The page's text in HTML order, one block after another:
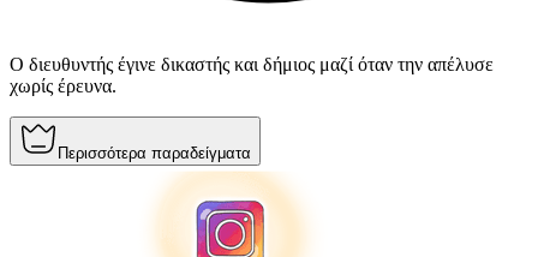
Ο διευθυντής έγινε δικαστής και δήμιος μαζί όταν την απέλυσε
χωρίς έρευνα.
Περισσότερα παραδείγματα